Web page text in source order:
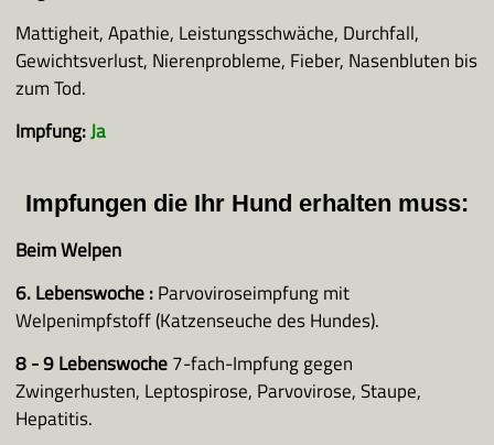
Mattigheit, Apathie, Leistungsschwäche, Durchfall,
Gewichtsverlust, Nierenprobleme, Fieber, Nasenbluten bis
zum Tod.
Impfung:Ja
Impfungen die Ihr Hund erhalten muss:
Beim Welpen
6. Lebenswoche:Parvoviroseimpfung mit
Welpenimpfstoff (Katzenseuche des Hundes).
8 - 9 Lebenswoche7-fach-Impfung gegen
Zwingerhusten, Leptospirose, Parvovirose, Staupe,
Hepatitis.